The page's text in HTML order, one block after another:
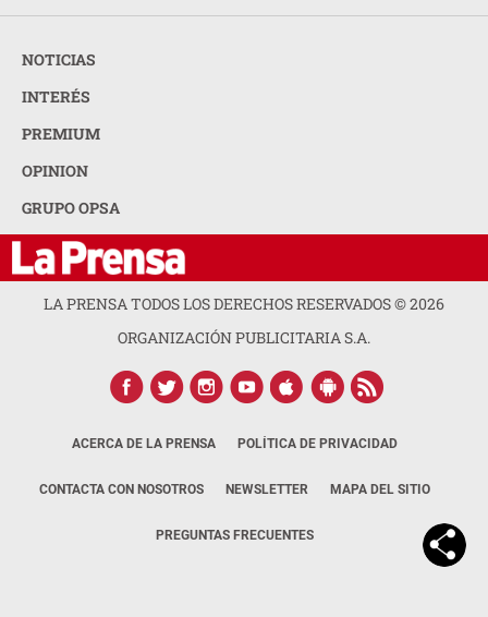
NOTICIAS
INTERÉS
PREMIUM
OPINION
GRUPO OPSA
LA PRENSA TODOS LOS DERECHOS RESERVADOS ©2026
ORGANIZACIÓN PUBLICITARIA S.A.
ACERCA DE LA PRENSA POLÍTICA DE PRIVACIDAD
CONTACTA CON NOSOTROS NEWSLETTER MAPA DEL SITIO
PREGUNTAS FRECUENTES